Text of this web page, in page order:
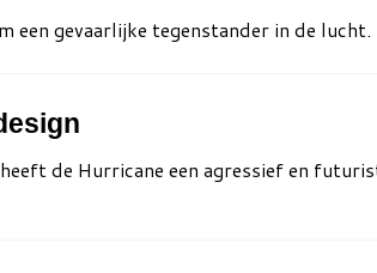
een gevaarlijke tegenstander in de lucht.
de Hurricane een agressief en